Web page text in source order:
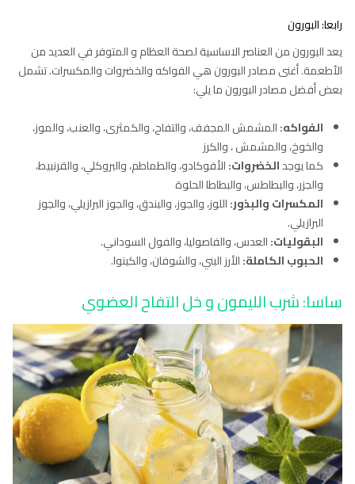
رابعا: البورون
يعد البورون من العناصر الاساسية لصحة العظام و المتوفر في العديد من
الأطعمة. أغنى مصادر البورون هي الفواكه والخضروات والمكسرات. تشمل
بعض أفضل مصادر البورون ما يلي:
الفواكه:المشمش المجفف، والتفاح، والكمثرى، والعنب، والموز،
والخوخ، والمشمش ، والكرز
كما يوجدالخضروات:الأفوكادو، والطماطم، والبروكلي، والقرنبيط،
والجزر، والبطاطس، والبطاطا الحلوة
المكسرات والبذور:اللوز، والجوز، والبندق، والجوز البرازيلي، والجوز
البرازيلي.
البقوليات:العدس، والفاصوليا، والفول السوداني.
الحبوب الكاملة:الأرز البني، والشوفان، والكينوا.
ساسا: شرب الليمون و خل التفاح العضوي